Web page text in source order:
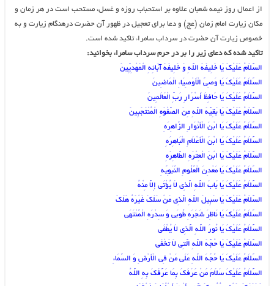
از اعمال روز نیمه شعبان علاوه بر استحباب روزه و غسل، مستحب است در هر زمان و
مکان زیارت امام زمان (عج) و دعا براى تعجیل در ظهور آن حضرت درهنگام زیارت و به
خصوص زیارت آن حضرت در سرداب سامراء تاکید شده است.
تاکید شده که دعای زیر را بر در حرم سرداب سامراء بخوانید:
السَّلاَمُ عَلَیْکَ یَا خَلِیفَهَ اللَّهِ وَ خَلِیفَهَ آبَائِهِ الْمَهْدِیِّینَ
السَّلاَمُ عَلَیْکَ یَا وَصِیَّ الْأَوْصِیَاءِ الْمَاضِینَ‏
السَّلاَمُ عَلَیْکَ یَا حَافِظَ أَسْرَارِ رَبِّ الْعَالَمِینَ
السَّلاَمُ عَلَیْکَ یَا بَقِیَّهَ اللَّهِ مِنَ الصَّفْوَهِ الْمُنْتَجَبِینَ‏
السَّلاَمُ عَلَیْکَ یَا ابْنَ الْأَنْوَارِ الزَّاهِرَهِ
السَّلاَمُ عَلَیْکَ یَا ابْنَ الْأَعْلاَمِ الْبَاهِرَهِ
السَّلاَمُ عَلَیْکَ یَا ابْنَ الْعِتْرَهِ الطَّاهِرَهِ
السَّلاَمُ عَلَیْکَ یَا مَعْدِنَ الْعُلُومِ النَّبَوِیَّهِ
السَّلاَمُ عَلَیْکَ یَا بَابَ اللَّهِ الَّذِی لاَ یُؤْتَى إِلاَّ مِنْهُ
السَّلاَمُ عَلَیْکَ یَا سَبِیلَ اللَّهِ الَّذِی مَنْ سَلَکَ غَیْرَهُ هَلَکَ‏
السَّلاَمُ عَلَیْکَ یَا نَاظِرَ شَجَرَهِ طُوبَى وَ سِدْرَهِ الْمُنْتَهَى
السَّلاَمُ عَلَیْکَ یَا نُورَ اللَّهِ الَّذِی لاَ یُطْفَى‏
السَّلاَمُ عَلَیْکَ یَا حُجَّهَ اللَّهِ الَّتِی لاَ تَخْفَى
السَّلاَمُ عَلَیْکَ یَا حُجَّهَ اللَّهِ عَلَى مَنْ فِی الْأَرْضِ وَ السَّمَاءِ
السَّلاَمُ عَلَیْکَ سَلاَمَ مَنْ عَرَفَکَ بِمَا عَرَّفَکَ بِهِ اللَّهُ